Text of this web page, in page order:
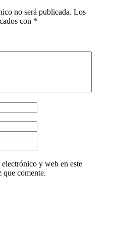
no será publicada. Los
con *
y web en este
que comente.